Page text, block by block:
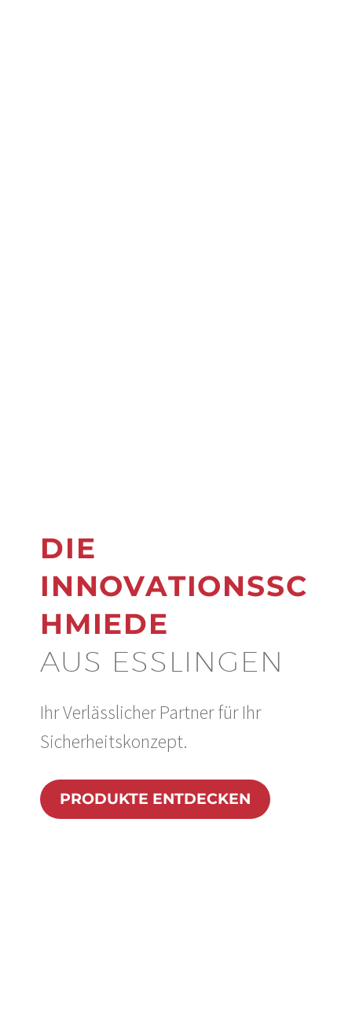
DIE
INNOVATIONSSC
HMIEDE
AUS ESSLINGEN
Ihr Verlässlicher Partner für Ihr
Sicherheitskonzept.
PRODUKTE ENTDECKEN